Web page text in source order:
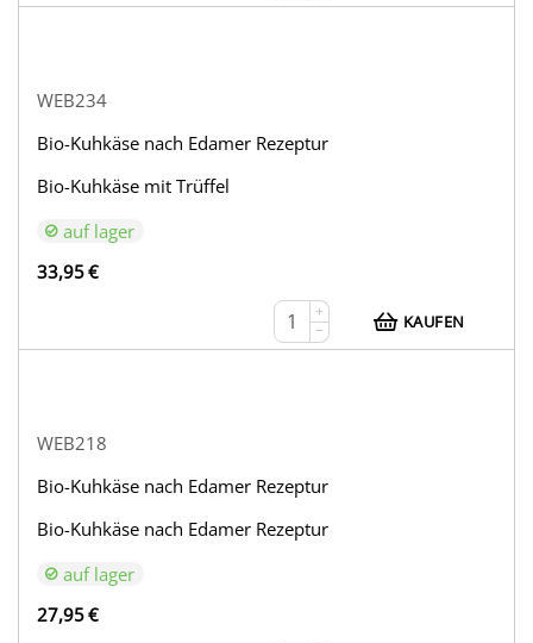
WEB234
Bio-Kuhkäse nach Edamer Rezeptur
Bio-Kuhkäse mit Trüffel
auf lager
33,95€
+
−
KAUFEN
WEB218
Bio-Kuhkäse nach Edamer Rezeptur
Bio-Kuhkäse nach Edamer Rezeptur
auf lager
27,95€